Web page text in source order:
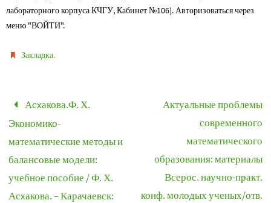
лабораторного корпуса КЧГУ, Кабинет №106). Авторизоваться через
меню "ВОЙТИ".
Закладка.
Асxакова.Ф. Х.
Экономико-
математические методы и
балансовые модели:
учебное пособие / Ф. Х.
Асxакова. – Карачаевск:
Актуальные проблемы
современного
математического
образования: материалы
Всерос. научно-практ.
конф. молодых ученых/отв.